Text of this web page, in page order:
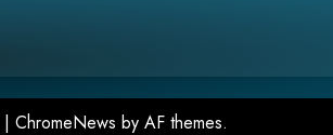
| ChromeNews by AF themes.